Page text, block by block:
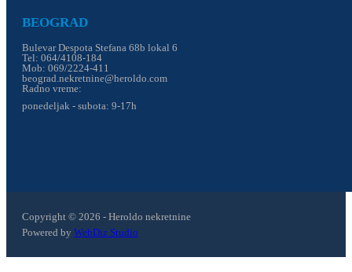
BEOGRAD
Bulevar Despota Stefana 68b lokal 6
Tel: 064/4108-184
Mob: 069/2224-411
beograd.nekretnine@heroldo.com
Radno vreme:
ponedeljak - subota: 9-17h
Copyright © 2026 - Heroldo nekretnine
Powered by WebDiz Studio